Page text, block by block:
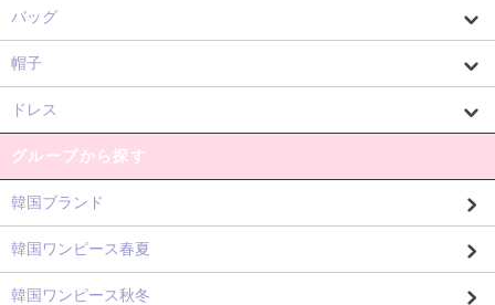
バッグ
帽子
ドレス
グループから探す
韓国ブランド
韓国ワンピース春夏
韓国ワンピース秋冬